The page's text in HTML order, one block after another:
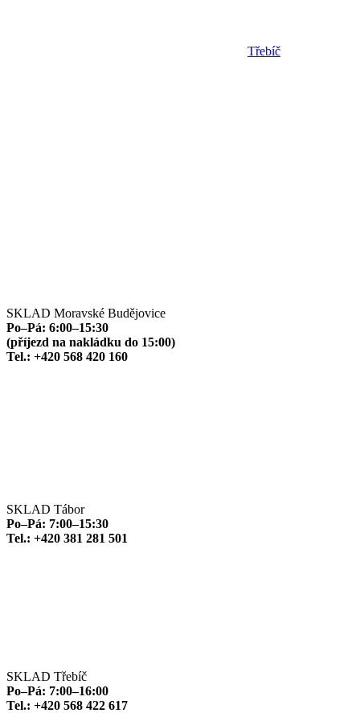
Třebíč
SKLAD Moravské Budějovice
Po–Pá: 6:00–15:30
(příjezd na nakládku do 15:00)
Tel.: +420 568 420 160
SKLAD Tábor
Po–Pá: 7:00–15:30
Tel.: +420 381 281 501
SKLAD Třebíč
Po–Pá: 7:00–16:00
Tel.: +420 568 422 617